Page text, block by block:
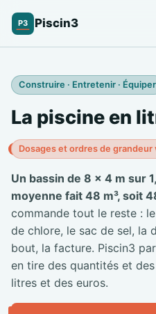
P3 Piscin3
Construire · Entretenir · Équiper
La piscine en
Dosages et ordres de
Un bassin de 8 × 4 m sur
moyenne fait 48 m³, soit
commande tout le reste :
de chlore, le sac de sel,
bout, la facture. Piscin3
en tire des quantités et
litres et des euros.